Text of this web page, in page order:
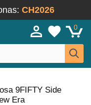
CH2026
0
9FIFTY Side
Era